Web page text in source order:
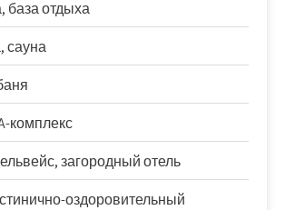
база отдыха
сауна
комплекс
загородный отель
оздоровительный